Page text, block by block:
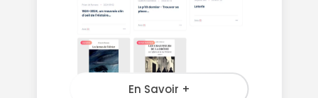
En Savoir +